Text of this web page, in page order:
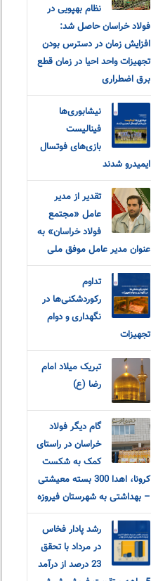
نظام بهپویی در
فولاد خراسان حاصل شد:
افزایش زمان در دسترس بودن
تجهیزات واحد احیا در زمان قطع
برق اضطراری
نیشابوری‌ها
فینالیست
بازی‌های فوتسال
ایمیدرو شدند
تقدیر از مدیر
عامل «مجتمع
فولاد خراسان» به
عنوان مدیر عامل موفق ملی
تداوم
رکوردشکنی‌ها در
نگهداری و دوام
تجهیزات
تبریک میلاد امام
رضا (ع)
گام دیگر فولاد
خراسان در راستای
کمک به شکست
کرونا، اهدا 300 بسته معیشتی
– بهداشتی به شهرستان فیروزه
رشد پادار فخاس
در مرداد با تحقق
23 درصد از درآمد